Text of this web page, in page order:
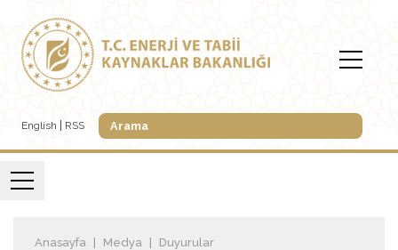
English RSS
Anasayfa Medya Duyurular